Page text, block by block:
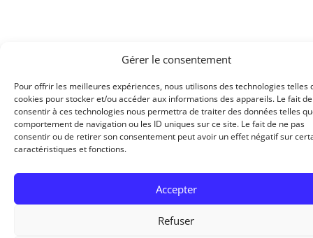
Gérer le consentement
Pour offrir les meilleures expériences, nous utilisons des technologies telles
cookies pour stocker et/ou accéder aux informations des appareils. Le fait de
consentir à ces technologies nous permettra de traiter des données telles
comportement de navigation ou les ID uniques sur ce site. Le fait de ne pas
consentir ou de retirer son consentement peut avoir un effet négatif sur
caractéristiques et fonctions.
Accepter
Refuser